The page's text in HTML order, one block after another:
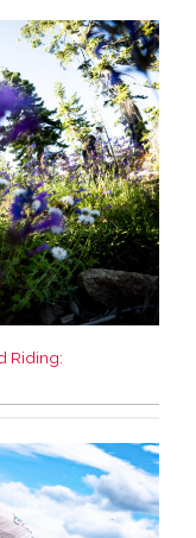
Riding: